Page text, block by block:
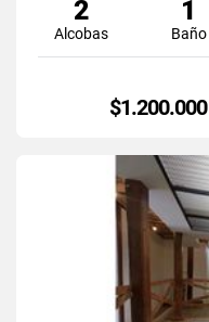
2
Alcobas
1
Baño
$1.200.000